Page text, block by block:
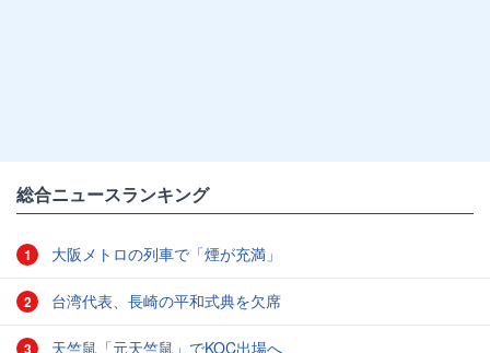
総合ニュースランキング
1 大阪メトロの列車で「煙が充満」
2 台湾代表、長崎の平和式典を欠席
3 天竺鼠「元天竺鼠」でKOC出場へ